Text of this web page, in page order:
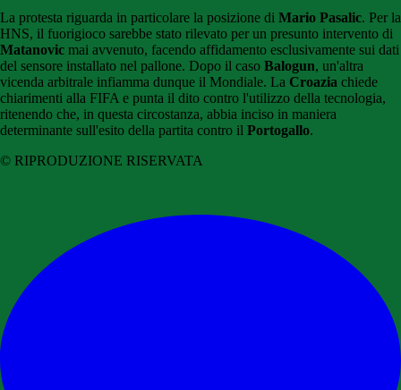
La protesta riguarda in particolare la posizione di Mario Pasalic. Per la
HNS, il fuorigioco sarebbe stato rilevato per un presunto intervento di
Matanovic mai avvenuto, facendo affidamento esclusivamente sui dati
del sensore installato nel pallone. Dopo il caso Balogun, un'altra
vicenda arbitrale infiamma dunque il Mondiale. La Croazia chiede
chiarimenti alla FIFA e punta il dito contro l'utilizzo della tecnologia,
ritenendo che, in questa circostanza, abbia inciso in maniera
determinante sull'esito della partita contro il Portogallo.
© RIPRODUZIONE RISERVATA